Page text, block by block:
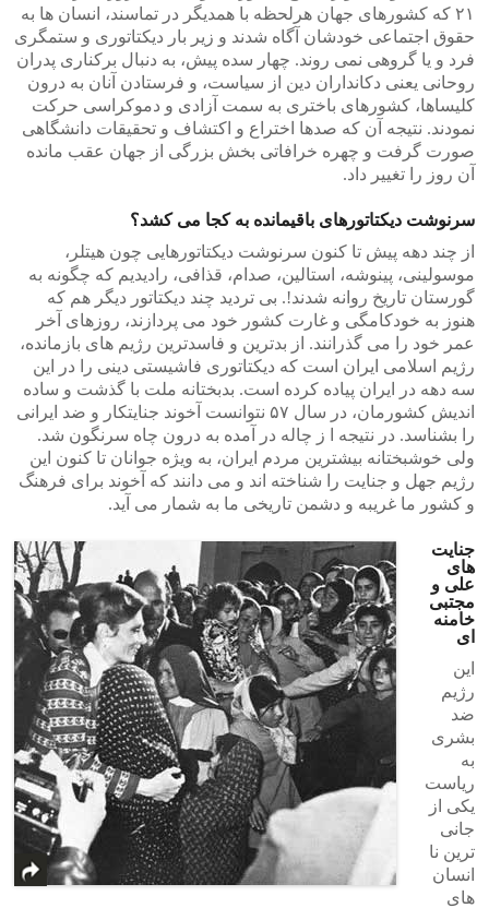
۲۱ که کشورهای جهان هرلحظه با همدیگر در تماسند، انسان ها به
حقوق اجتماعی خودشان آگاه شدند و زیر بار دیکتاتوری و ستمگری
فرد و یا گروهی نمی روند. چهار سده پیش، به دنبال برکناری پدران
روحانی یعنی دکانداران دین از سیاست، و فرستادن آنان به درون
کلیساها، کشورهای باختری به سمت آزادی و دموکراسی حرکت
نمودند. نتیجه آن که صدها اختراع و اکتشاف و تحقیقات دانشگاهی
صورت گرفت و چهره خرافاتی بخش بزرگی از جهان عقب مانده
آن روز را تغییر داد.
سرنوشت دیکتاتورهای باقیمانده به کجا می کشد؟
از چند دهه پیش تا کنون سرنوشت دیکتاتورهایی چون هیتلر،
موسولینی، پینوشه، استالین، صدام، قذافی، رادیدیم که چگونه به
گورستان تاریخ روانه شدند!. بی تردید چند دیکتاتور دیگر هم که
هنوز به خودکامگی و غارت کشور خود می پردازند، روزهای آخر
عمر خود را می گذرانند. از بدترین و فاسدترین رژیم های بازمانده،
رژیم اسلامی ایران است که دیکتاتوری فاشیستی دینی را در این
سه دهه در ایران پیاده کرده است. بدبختانه ملت با گذشت و ساده
اندیش کشورمان، در سال ۵۷ نتوانست آخوند جنایتکار و ضد ایرانی
را بشناسد. در نتیجه ا ز چاله در آمده به درون چاه سرنگون شد.
ولی خوشبختانه بیشترین مردم ایران، به ویژه جوانان تا کنون این
رژیم جهل و جنایت را شناخته اند و می دانند که آخوند برای فرهنگ
و کشور ما غریبه و دشمن تاریخی ما به شمار می آید.
جنایت
های
علی و
مجتبی
خامنه
ای
این
رژیم
ضد
بشری
به
ریاست
یکی از
جانی
ترین نا
انسان
های